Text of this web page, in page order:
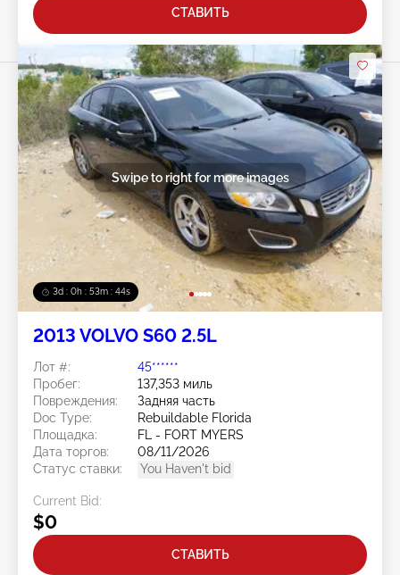
СТАВИТЬ
3d : 0h : 53m : 41s
Swipe to right for more images
2013 VOLVO S60 2.5L
Лот #:
45******
Пробег:
137,353 миль
Повреждения:
Задняя часть
Doc Type:
Rebuildable Florida
Площадка:
FL - FORT MYERS
Дата торгов:
08/11/2026
Статус ставки:
You Haven't bid
Current Bid:
$0
СТАВИТЬ